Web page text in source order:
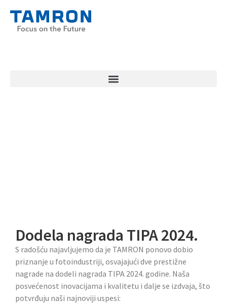
Dodela nagrada TIPA 2024.
S radošću najavljujemo da je TAMRON ponovo dobio
priznanje u fotoindustriji, osvajajući dve prestižne
nagrade na dodeli nagrada TIPA 2024. godine. Naša
posvećenost inovacijama i kvalitetu i dalje se izdvaja, što
potvrđuju naši najnoviji uspesi: